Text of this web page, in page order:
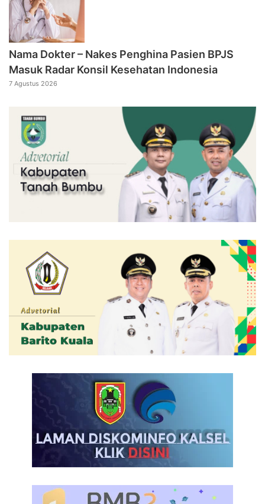
Nama Dokter – Nakes Penghina Pasien BPJS
Masuk Radar Konsil Kesehatan Indonesia
7 Agustus 2026